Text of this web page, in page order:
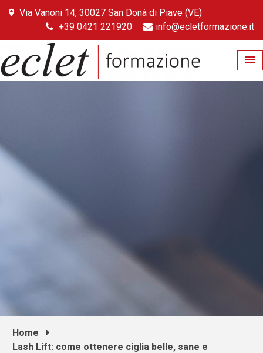
Skip
Via Vanoni 14, 30027 San Donà di Piave (VE)
+39 0421 221920
info@ecletformazione.it
Home
Lash Lift: come ottenere ciglia belle, sane e